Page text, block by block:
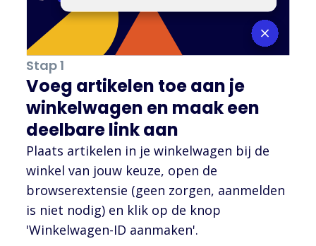
Stap 1
Voeg artikelen toe aan je
winkelwagen en maak een
deelbare link aan
Plaats artikelen in je winkelwagen bij de
winkel van jouw keuze, open de
browserextensie (geen zorgen, aanmelden
is niet nodig) en klik op de knop
'Winkelwagen-ID aanmaken'.